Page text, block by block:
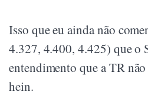
Isso que eu ainda não
4.327, 4.400, 4.425) que o
entendimento que a TR
hein.